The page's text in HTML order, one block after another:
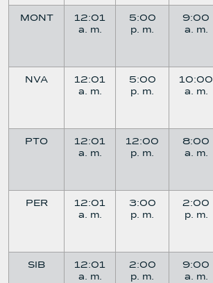
MONT
12:01
a. m.
5:00
p. m.
9:00
a. m.
NVA
12:01
a. m.
5:00
p. m.
10:00
a. m.
PTO
12:01
a. m.
12:00
p. m.
8:00
a. m.
PER
12:01
a. m.
3:00
p. m.
2:00
p. m.
SIB
12:01
a. m.
2:00
p. m.
9:00
a. m.